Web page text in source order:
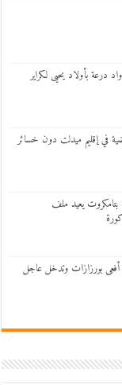
درعة بأولاد يحيى لكراير
في إقليم ميدلت دون خسائر
يعيد ملف
بورزازات وتدخل عاجل